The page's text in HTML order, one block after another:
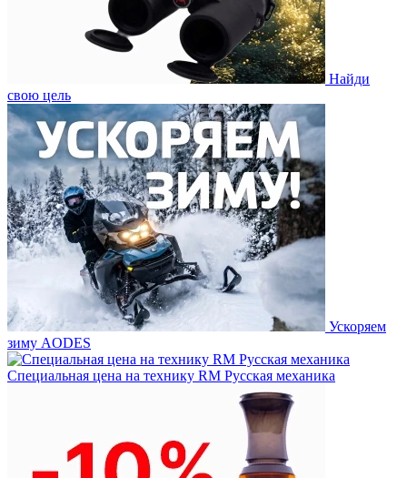
Найди
свою цель
Ускоряем
зиму AODES
Специальная цена на технику RM Русская механика